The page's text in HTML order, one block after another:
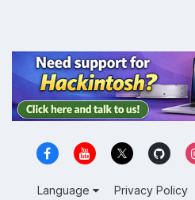
Language Privacy Policy